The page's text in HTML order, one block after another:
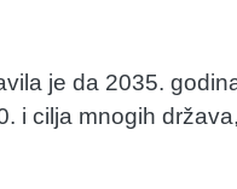
je da 2035.
i cilja mnogih